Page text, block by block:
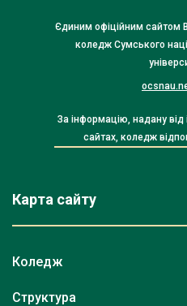
Єдиним офіційним сайтом
коледж Сумського
За інформацію, надану
сайтах, коледж
Карта сайту
Коледж
Структура